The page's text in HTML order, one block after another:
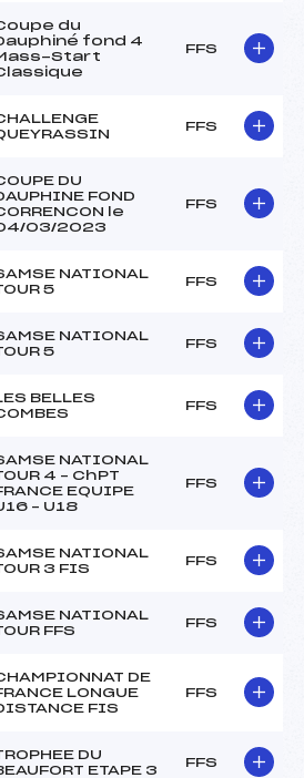
du
fond 4
Start
FFS
FFS
DU
FOND
le
03/2023
FFS
NATIONAL
5
FFS
NATIONAL
5
FFS
BELLES
FFS
NATIONAL
4 – ChPT
EQUIPE
– U18
FFS
NATIONAL
3 FIS
FFS
NATIONAL
FFS
FFS
DE
LONGUE
FIS
FFS
DU
ETAPE 3
FFS